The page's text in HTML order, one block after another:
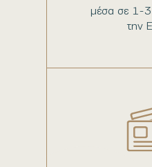
μέσα σε 1-
την